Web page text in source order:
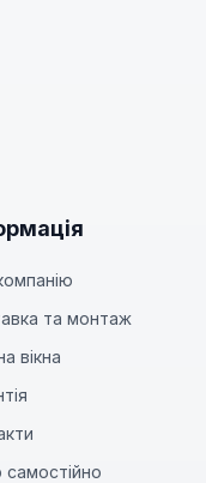
та монтаж
вікна
самостійно